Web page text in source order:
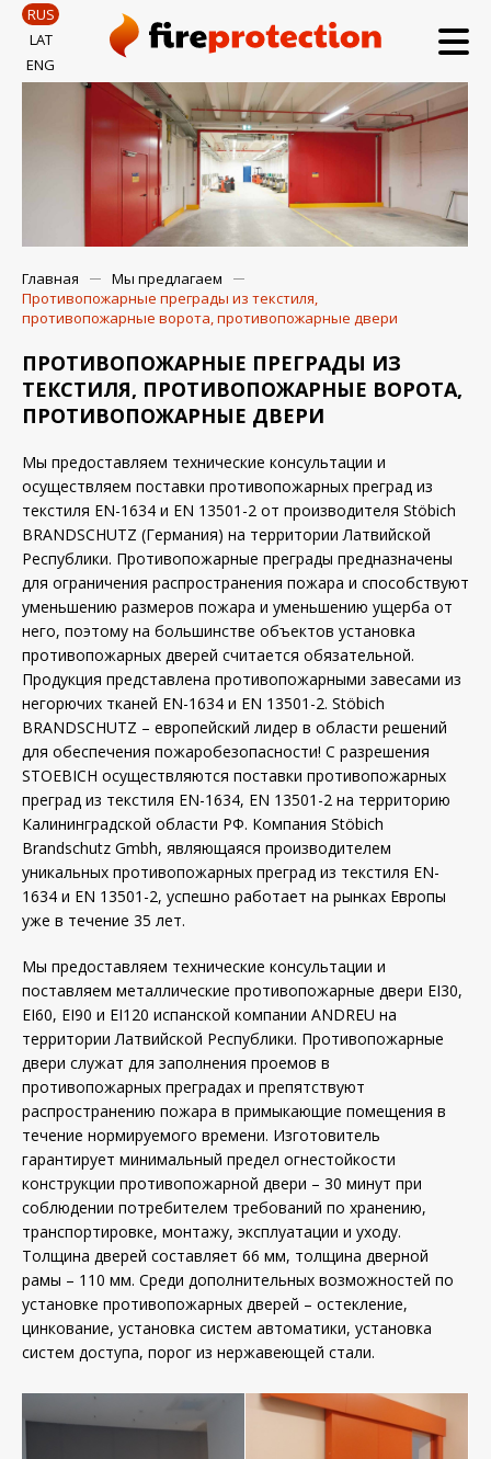
RUS
LAT
ENG
Главная
Мы предлагаем
Противопожарные преграды из текстиля,
противопожарные ворота, противопожарные двери
ПРОТИВОПОЖАРНЫЕ ПРЕГРАДЫ ИЗ
ТЕКСТИЛЯ, ПРОТИВОПОЖАРНЫЕ ВОРОТА,
ПРОТИВОПОЖАРНЫЕ ДВЕРИ
Мы предоставляем технические консультации и
осуществляем поставки противопожарных преград из
текстиля EN-1634 и EN 13501-2 от производителя Stöbich
BRANDSCHUTZ (Германия) на территории Латвийской
Республики. Противопожарные преграды предназначены
для ограничения распространения пожара и способствуют
уменьшению размеров пожара и уменьшению ущерба от
него, поэтому на большинстве объектов установка
противопожарных дверей считается обязательной.
Продукция представлена противопожарными завесами из
негорючих тканей EN-1634 и EN 13501-2. Stöbich
BRANDSCHUTZ – европейский лидер в области решений
для обеспечения пожаробезопасности! С разрешения
STOEBICH осуществляются поставки противопожарных
преград из текстиля EN-1634, EN 13501-2 на территорию
Калининградской области РФ. Компания Stöbich
Brandschutz Gmbh, являющаяся производителем
уникальных противопожарных преград из текстиля EN-
1634 и EN 13501-2, успешно работает на рынках Европы
уже в течение 35 лет.
Мы предоставляем технические консультации и
поставляем металлические противопожарные двери EI30,
EI60, EI90 и EI120 испанской компании ANDREU на
территории Латвийской Республики. Противопожарные
двери служат для заполнения проемов в
противопожарных преградах и препятствуют
распространению пожара в примыкающие помещения в
течение нормируемого времени. Изготовитель
гарантирует минимальный предел огнестойкости
конструкции противопожарной двери – 30 минут при
соблюдении потребителем требований по хранению,
транспортировке, монтажу, эксплуатации и уходу.
Толщина дверей составляет 66 мм, толщина дверной
рамы – 110 мм. Среди дополнительных возможностей по
установке противопожарных дверей – остекление,
цинкование, установка систем автоматики, установка
систем доступа, порог из нержавеющей стали.